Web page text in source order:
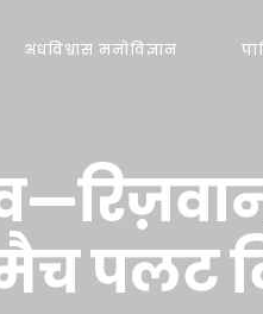
अंधविश्वास मनोविज्ञान
पलट